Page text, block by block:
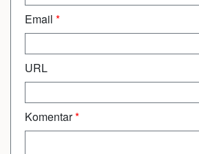
Email *
URL
Komentar*